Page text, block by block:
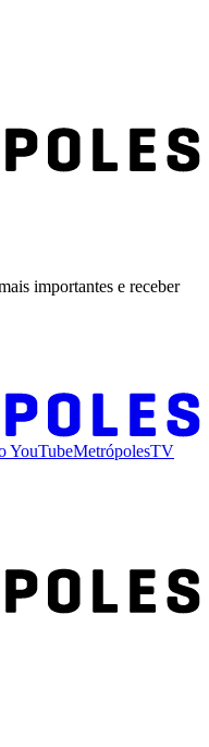
importantes e receber
YouTubeMetrópolesTV